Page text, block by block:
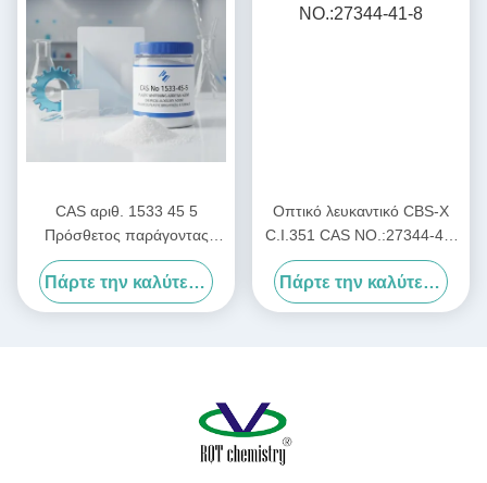
CAS αριθ. 1533 45 5
Πρόσθετος παράγοντας
λεύκανσης πλαστικών
Χημικός βοηθητικός
παράγοντας που
πλαστικών στην βιομηχανία
Πάρτε την καλύτερη τιμή
Οπτικό λευκαντικό CBS-X
C.I.351 CAS NO.:27344-41-
8
Πάρτε την καλύτερη τιμή